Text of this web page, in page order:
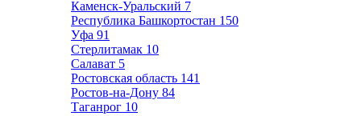
Каменск-Уральский 7
Республика Башкортостан 150
Уфа 91
Стерлитамак 10
Салават 5
Ростовская область 141
Ростов-на-Дону 84
Таганрог 10